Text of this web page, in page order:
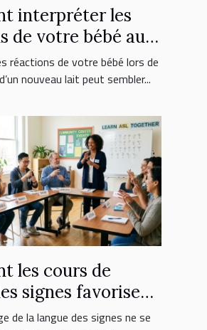
interpréter les
de votre bébé au
lait ?
réactions de votre bébé lors de
nouveau lait peut sembler...
les cours de
signes favorisent
sociale ?
de la langue des signes ne se